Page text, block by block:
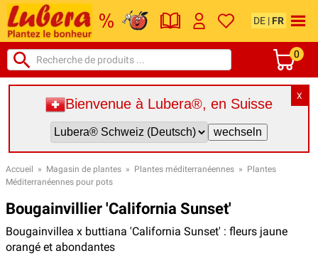
DE | FR
0
X
Bienvenue à Lubera®, en Suisse
Accueil » Magasin de plantes » Plantes méditerranéennes » Plantes
Méditerranéennes pour pots
Bougainvillier 'California Sunset'
Bougainvillea x buttiana 'California Sunset' : fleurs jaune
orangé et abondantes